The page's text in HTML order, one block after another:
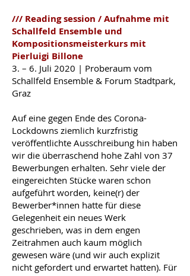
/// Reading session / Aufnahme mit
Schallfeld Ensemble und
Kompositionsmeisterkurs mit
Pierluigi Billone
3. – 6. Juli 2020 | Proberaum vom
Schallfeld Ensemble & Forum Stadtpark,
Graz
Auf eine gegen Ende des Corona-
Lockdowns ziemlich kurzfristig
veröffentlichte Ausschreibung hin haben
wir die überraschend hohe Zahl von 37
Bewerbungen erhalten. Sehr viele der
eingereichten Stücke waren schon
aufgeführt worden, keine(r) der
Bewerber*innen hatte für diese
Gelegenheit ein neues Werk
geschrieben, was in dem engen
Zeitrahmen auch kaum möglich
gewesen wäre (und wir auch explizit
nicht gefordert und erwartet hatten). Für